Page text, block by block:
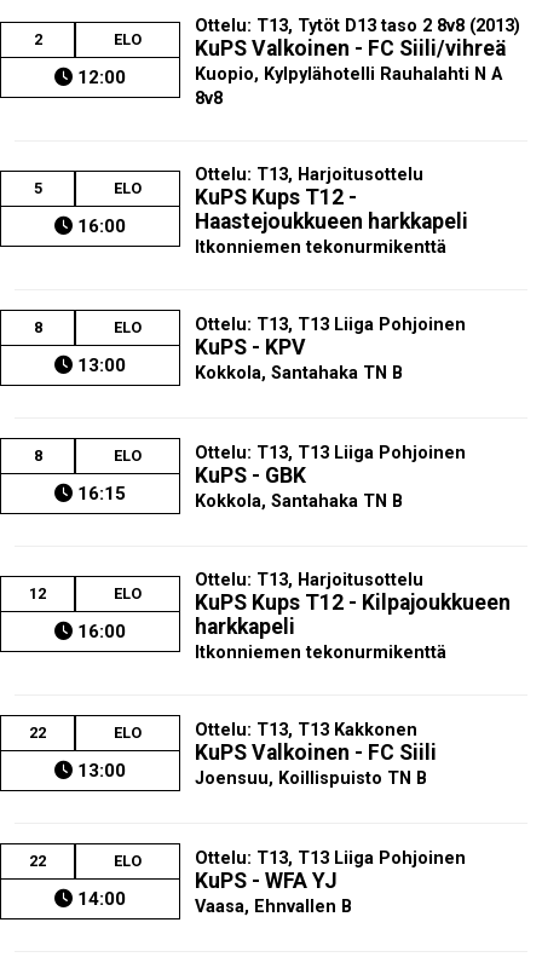
2 ELO
12:00
Ottelu: T13, Tytöt D13 taso 2 8v8 (2013)
KuPS Valkoinen - FC Siili/vihreä
Kuopio, Kylpylähotelli Rauhalahti N A
8v8
5 ELO
16:00
Ottelu: T13, Harjoitusottelu
KuPS Kups T12 -
Haastejoukkueen harkkapeli
Itkonniemen tekonurmikenttä
8 ELO
13:00
Ottelu: T13, T13 Liiga Pohjoinen
KuPS - KPV
Kokkola, Santahaka TN B
8 ELO
16:15
Ottelu: T13, T13 Liiga Pohjoinen
KuPS - GBK
Kokkola, Santahaka TN B
12 ELO
16:00
Ottelu: T13, Harjoitusottelu
KuPS Kups T12 - Kilpajoukkueen
harkkapeli
Itkonniemen tekonurmikenttä
22 ELO
13:00
Ottelu: T13, T13 Kakkonen
KuPS Valkoinen - FC Siili
Joensuu, Koillispuisto TN B
22 ELO
14:00
Ottelu: T13, T13 Liiga Pohjoinen
KuPS - WFA YJ
Vaasa, Ehnvallen B